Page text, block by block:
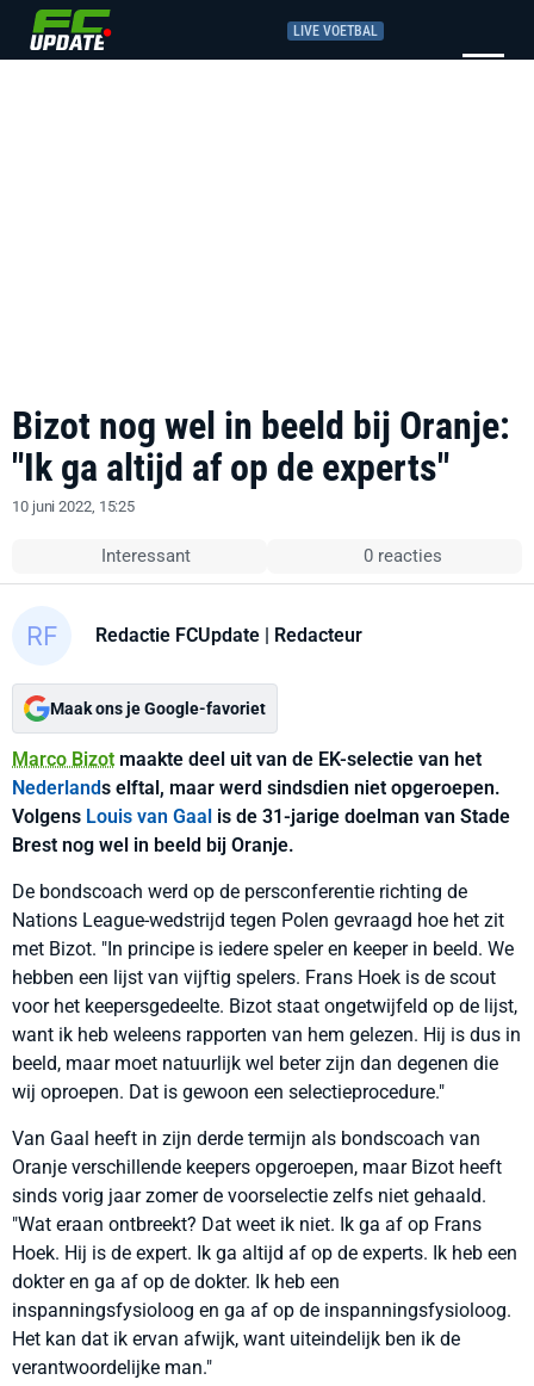
LIVE VOETBAL
Bizot nog wel in beeld bij Oranje:
"Ik ga altijd af op de experts"
10 juni 2022, 15:25
Interessant 0 reacties
Redactie FCUpdate | Redacteur
Maak ons je Google-favoriet
Marco Bizot maakte deel uit van de EK-selectie van het
Nederlands elftal, maar werd sindsdien niet opgeroepen.
Volgens Louis van Gaal is de 31-jarige doelman van Stade
Brest nog wel in beeld bij Oranje.
De bondscoach werd op de persconferentie richting de
Nations League-wedstrijd tegen Polen gevraagd hoe het zit
met Bizot. "In principe is iedere speler en keeper in beeld. We
hebben een lijst van vijftig spelers. Frans Hoek is de scout
voor het keepersgedeelte. Bizot staat ongetwijfeld op de lijst,
want ik heb weleens rapporten van hem gelezen. Hij is dus in
beeld, maar moet natuurlijk wel beter zijn dan degenen die
wij oproepen. Dat is gewoon een selectieprocedure."
Van Gaal heeft in zijn derde termijn als bondscoach van
Oranje verschillende keepers opgeroepen, maar Bizot heeft
sinds vorig jaar zomer de voorselectie zelfs niet gehaald.
"Wat eraan ontbreekt? Dat weet ik niet. Ik ga af op Frans
Hoek. Hij is de expert. Ik ga altijd af op de experts. Ik heb een
dokter en ga af op de dokter. Ik heb een
inspanningsfysioloog en ga af op de inspanningsfysioloog.
Het kan dat ik ervan afwijk, want uiteindelijk ben ik de
verantwoordelijke man."